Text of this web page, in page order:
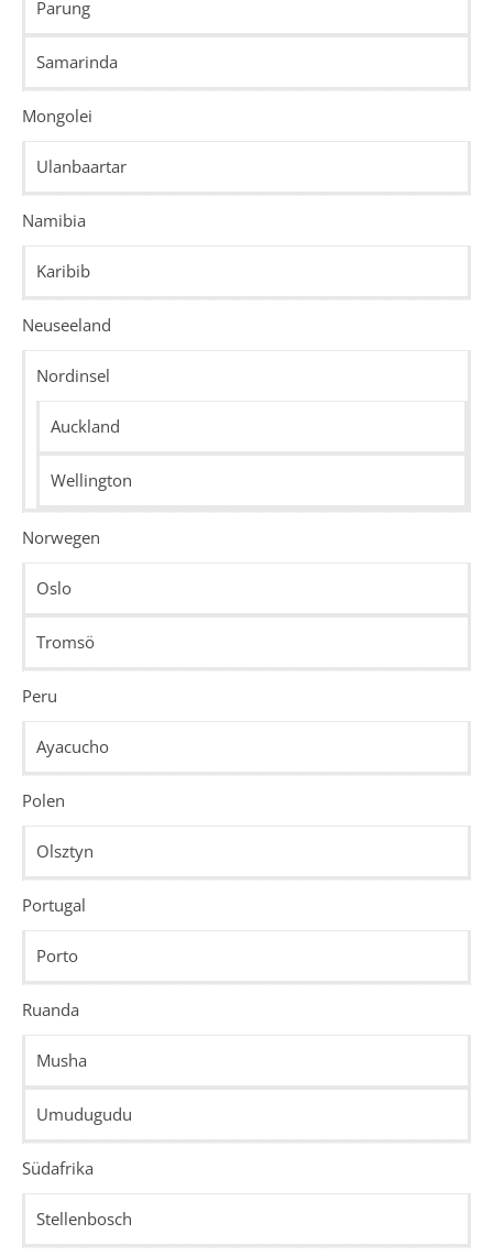
Parung
Samarinda
Mongolei
Ulanbaartar
Namibia
Karibib
Neuseeland
Nordinsel
Auckland
Wellington
Norwegen
Oslo
Tromsö
Peru
Ayacucho
Polen
Olsztyn
Portugal
Porto
Ruanda
Musha
Umudugudu
Südafrika
Stellenbosch